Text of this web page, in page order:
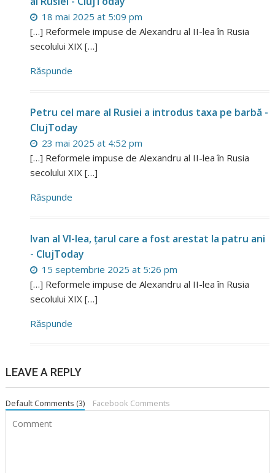
18 mai 2025 at 5:09 pm
[…] Reformele impuse de Alexandru al II-lea în Rusia
secolului XIX […]
Răspunde
Petru cel mare al Rusiei a introdus taxa pe barbă -
ClujToday
23 mai 2025 at 4:52 pm
[…] Reformele impuse de Alexandru al II-lea în Rusia
secolului XIX […]
Răspunde
Ivan al VI-lea, țarul care a fost arestat la patru ani
- ClujToday
15 septembrie 2025 at 5:26 pm
[…] Reformele impuse de Alexandru al II-lea în Rusia
secolului XIX […]
Răspunde
LEAVE A REPLY
Default Comments (3) Facebook Comments